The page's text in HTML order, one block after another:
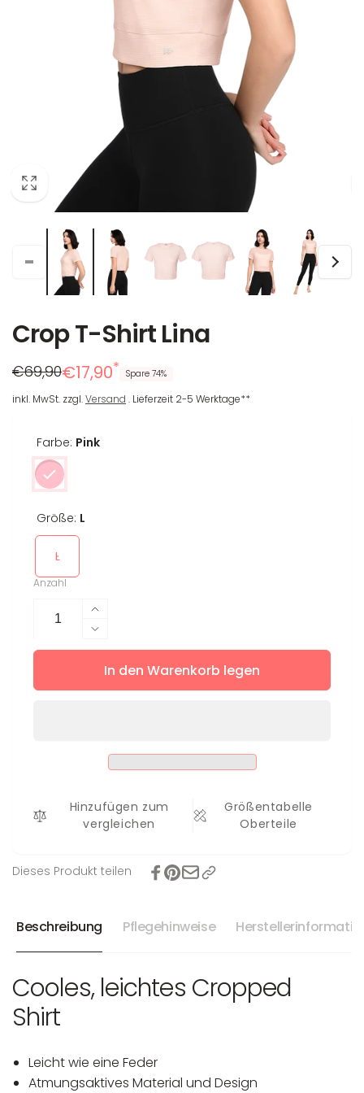
Crop T-Shirt Lina
Regulärer
Preis
€69,90
Reduzierter
Preis
€17,90* Spare 74%
inkl. MwSt. zzgl.Versand . Lieferzeit 2-5 Werktage**
Farbe: Pink
Größe: L
L
Anzahl
Erhöhe
die
Menge
für
Verringere
die
Menge
für
Lina
In den Warenkorb legen
Hinzufügen zum
vergleichen
Größentabelle
Oberteile
Dieses Produkt teilen
Beschreibung Pflegehinweise
Cooles, leichtes Cropped
Shirt
Leicht wie eine Feder
Atmungsaktives Material und Design